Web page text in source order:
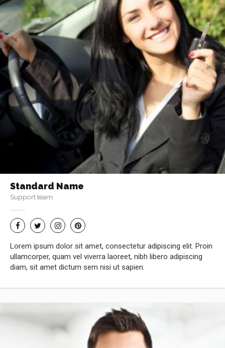
Standard Name
Support team
Lorem ipsum dolor sit amet, consectetur adipiscing elit. Proin
ullamcorper, quam vel viverra laoreet, nibh libero adipiscing
diam, sit amet dictum sem nisi ut sapien.